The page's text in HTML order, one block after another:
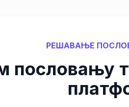
РЕШАВАЊЕ
пословању